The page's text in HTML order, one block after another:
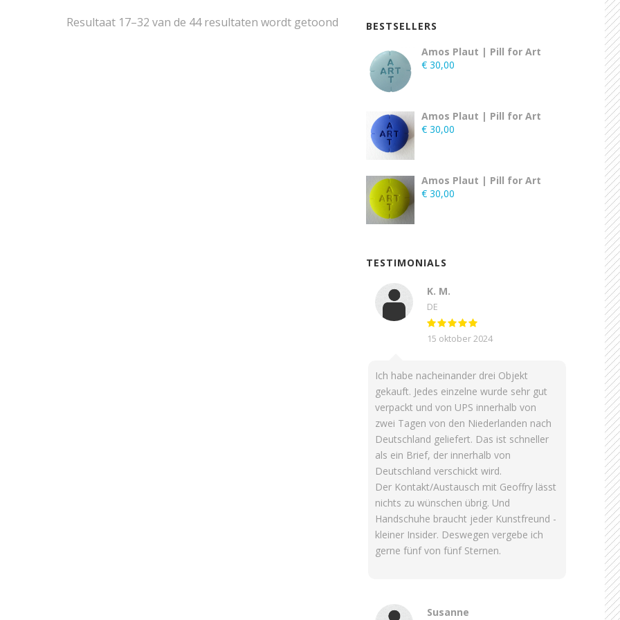
Resultaat 17–32 van de 44 resultaten wordt getoond
BESTSELLERS
Amos Plaut | Pill for Art
€ 30,00
Amos Plaut | Pill for Art
€ 30,00
Amos Plaut | Pill for Art
€ 30,00
TESTIMONIALS
K. M.
DE
15 oktober 2024
Ich habe nacheinander drei Objekt
gekauft. Jedes einzelne wurde sehr gut
verpackt und von UPS innerhalb von
zwei Tagen von den Niederlanden nach
Deutschland geliefert. Das ist schneller
als ein Brief, der innerhalb von
Deutschland verschickt wird.
Der Kontakt/Austausch mit Geoffry lässt
nichts zu wünschen übrig. Und
Handschuhe braucht jeder Kunstfreund -
kleiner Insider. Deswegen vergebe ich
gerne fünf von fünf Sternen.
Susanne